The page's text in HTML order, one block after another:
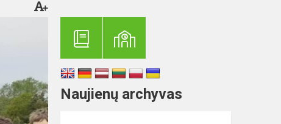
Naujienų archyvas